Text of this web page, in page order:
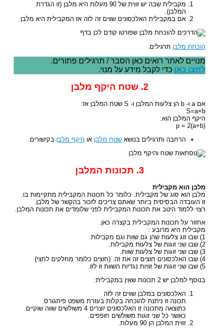
מקבילית שבה יש זווית של 90 מעלות היא מלבן (זו הגדרת
המלבן).
אם במקבילית האלכסונים שווים זה לזה אז המקבילית היא מלבן.
הוכחת מלבן תרגילים.
מנויים לאתר רואים כאן הסבר / תרגילים פתורים.
לחצו כאן כדי לקבל מידע על מנוי.
2. שטח היקף מלבן
אם a ו- b הן צלעות המלבן ו- S שטח המלבן אז:
S=a×b
היקף המלבן הוא:
(p = 2(a+b
הרחבה ותרגילים בנושא שטח מלבן או היקף מלבן בקישורים.
3. תכונות המלבן
מלבן הוא מקבילית
מלבן הוא סוג של מקבילית. כלומר כל תכונות המקבילית מתקיימות בו.
זו העובדה הבסיסית ביותר שאתם צריכים לזכור בהקשר של מלבן.
רצוי ללמוד היטב את תכונות המקבילית לפני שלומדים את תכונות המלבן.
אחזור על תכונות המקבילית בקצרה כאן.
מקבילית היא מרובע :
1) שבו זוג צלעות שהן גם שוות וגם מקבילות.
2) שבו שני זוגות של צלעות מקבילות.
3) שבו שני זוגות של צלעות שוות.
4) שבו האלכסונים חוצים זה את זה. (חוצים כלומר מחלקים לחצי)
5) שבו שני זוגות של זוויות נגדיות השוות זו לזו.
בנוסף למלבן יש 2 תכונות שאין במקבילית:
האלכסונים במלבן שווים זה לזה
תכונה זו ניתנת להוכחה בקלות בעזרת משפט פיתגורס.
כתוצאה מתכונה זו האלכסונים יוצרים 4 משולשים שווה שוקיים.
כאשר כל שני זוגות משולשים חופפים.
זווית המלבן הן 90 מעלות.